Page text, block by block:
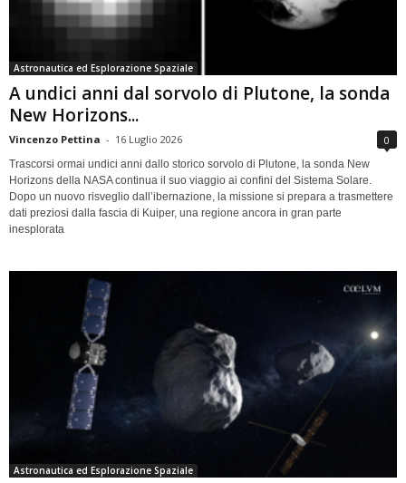
Astronautica ed Esplorazione Spaziale
A undici anni dal sorvolo di Plutone, la sonda
New Horizons...
Vincenzo Pettina - 16 Luglio 2026 0
Trascorsi ormai undici anni dallo storico sorvolo di Plutone, la sonda New
Horizons della NASA continua il suo viaggio ai confini del Sistema Solare.
Dopo un nuovo risveglio dall’ibernazione, la missione si prepara a trasmettere
dati preziosi dalla fascia di Kuiper, una regione ancora in gran parte
inesplorata
Astronautica ed Esplorazione Spaziale